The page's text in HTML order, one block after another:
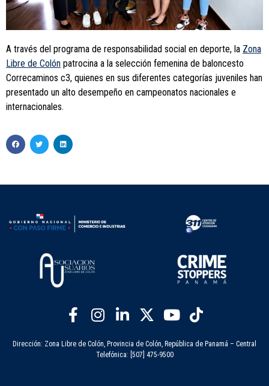
A través del programa de responsabilidad social en deporte, la Zona
Libre de Colón patrocina a la selección femenina de baloncesto
Correcaminos c3, quienes en sus diferentes categorías juveniles han
presentado un alto desempeño en campeonatos nacionales e
internacionales.
Dirección: Zona Libre de Colón, Provincia de Colón, República de Panamá – Central
Telefónica: [507] 475-9500